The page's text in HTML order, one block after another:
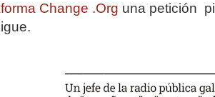
Change .Org una petición